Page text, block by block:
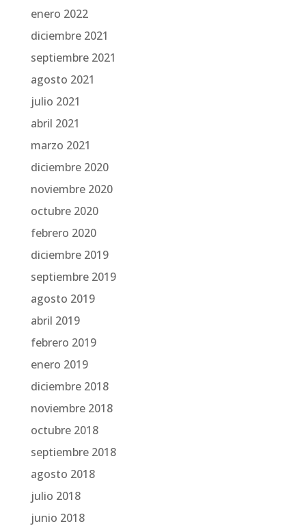
enero 2022
diciembre 2021
septiembre 2021
agosto 2021
julio 2021
abril 2021
marzo 2021
diciembre 2020
noviembre 2020
octubre 2020
febrero 2020
diciembre 2019
septiembre 2019
agosto 2019
abril 2019
febrero 2019
enero 2019
diciembre 2018
noviembre 2018
octubre 2018
septiembre 2018
agosto 2018
julio 2018
junio 2018